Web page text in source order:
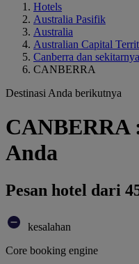
Hotels
Australia Pasifik
Australia
Australian Capital
Canberra dan sekitarnya
CANBERRA
Destinasi Anda berikutnya
CANBERRA
Anda
Pesan hotel dari
kesalahan
Core booking engine